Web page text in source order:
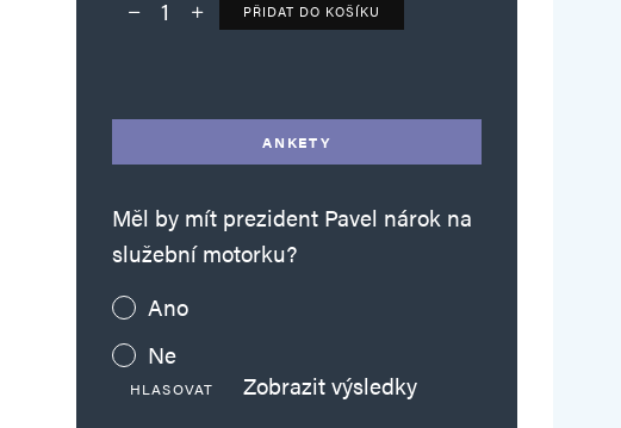
Deník TO – verze bez reklam množství
PŘIDAT DO KOŠÍKU
ANKETY
Měl by mít prezident Pavel nárok na
služební motorku?
Ano
Ne
HLASOVAT Zobrazit výsledky